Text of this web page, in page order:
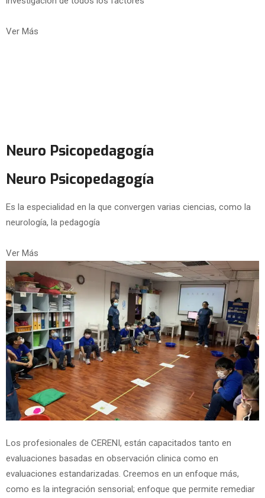
Ver Más
Neuro Psicopedagogía
Neuro Psicopedagogía
Es la especialidad en la que convergen varias ciencias, como la
neurología, la pedagogía
Ver Más
Los profesionales de CERENI, están capacitados tanto en
evaluaciones basadas en observación clinica como en
evaluaciones estandarizadas. Creemos en un enfoque más,
como es la integración sensorial; enfoque que permite remediar